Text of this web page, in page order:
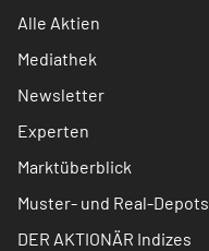
Alle Aktien
Mediathek
Newsletter
Experten
Marktüberblick
Muster- und Real-Depots
DER AKTIONÄR Indizes